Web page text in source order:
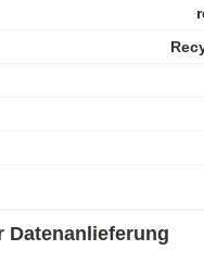
Datenanlieferung